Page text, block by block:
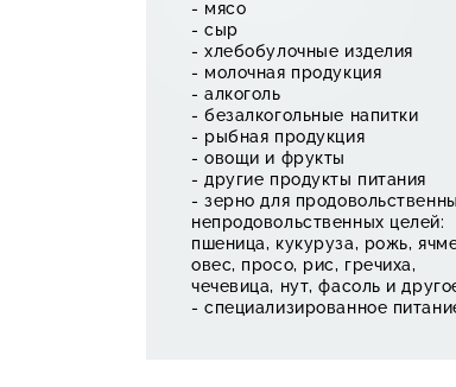
- мясо
- сыр
- хлебобулочные изделия
- молочная продукция
- алкоголь
- безалкогольные напитки
- рыбная продукция
- овощи и фрукты
- другие продукты питания
- зерно для
непродовольственных целей:
пшеница, кукуруза, рожь,
овес, просо, рис, гречиха,
чечевица, нут, фасоль и
- специализированное